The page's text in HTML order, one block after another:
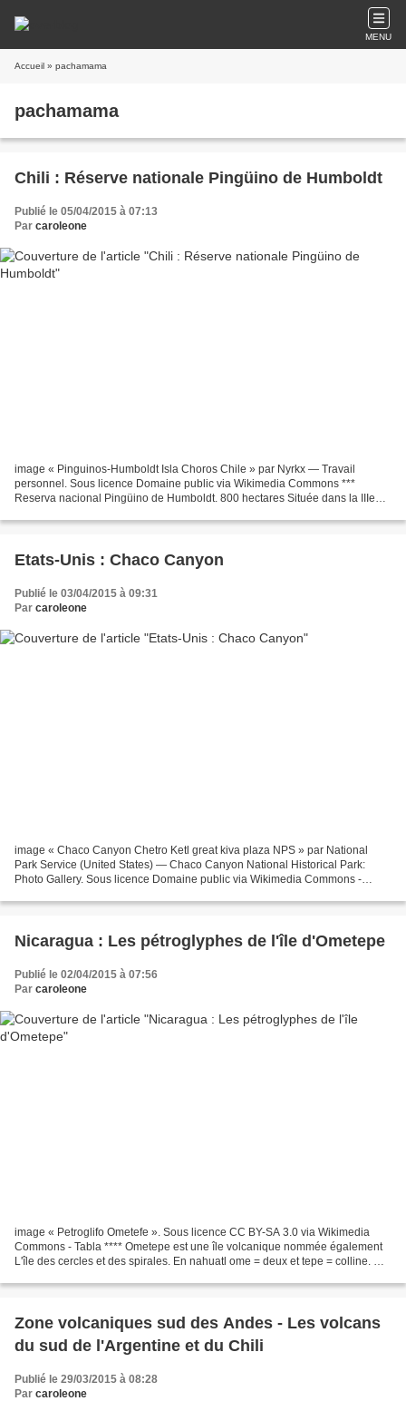
MENU
Accueil » pachamama
pachamama
Chili : Réserve nationale Pingüino de Humboldt
Publié le 05/04/2015 à 07:13
Par caroleone
image « Pinguinos-Humboldt Isla Choros Chile » par Nyrkx — Travail
personnel. Sous licence Domaine public via Wikimedia Commons ***
Reserva nacional Pingüino de Humboldt. 800 hectares Située dans la IIIe
Etats-Unis : Chaco Canyon
Publié le 03/04/2015 à 09:31
Par caroleone
image « Chaco Canyon Chetro Ketl great kiva plaza NPS » par National
Park Service (United States) — Chaco Canyon National Historical Park:
Photo Gallery. Sous licence Domaine public via Wikimedia Commons -
Nicaragua : Les pétroglyphes de l'île d'Ometepe
Publié le 02/04/2015 à 07:56
Par caroleone
image « Petroglifo Ometefe ». Sous licence CC BY-SA 3.0 via Wikimedia
Commons - Tabla **** Ometepe est une île volcanique nommée également
L'île des cercles et des spirales. En nahuatl ome = deux et tepe = colline. Ce
Zone volcaniques sud des Andes - Les volcans
du sud de l'Argentine et du Chili
Publié le 29/03/2015 à 08:28
Par caroleone